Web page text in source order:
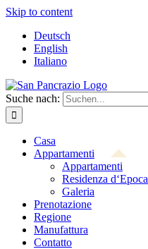
Skip to content
Deutsch
English
Italiano
Suche nach:
Casa
Appartamenti
Appartamenti
Residenza d‘Epoca
Galeria
Prenotazione
Regione
Manufattura
Contatto